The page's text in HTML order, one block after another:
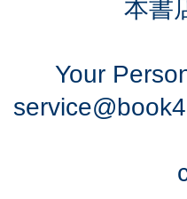
本書
Your